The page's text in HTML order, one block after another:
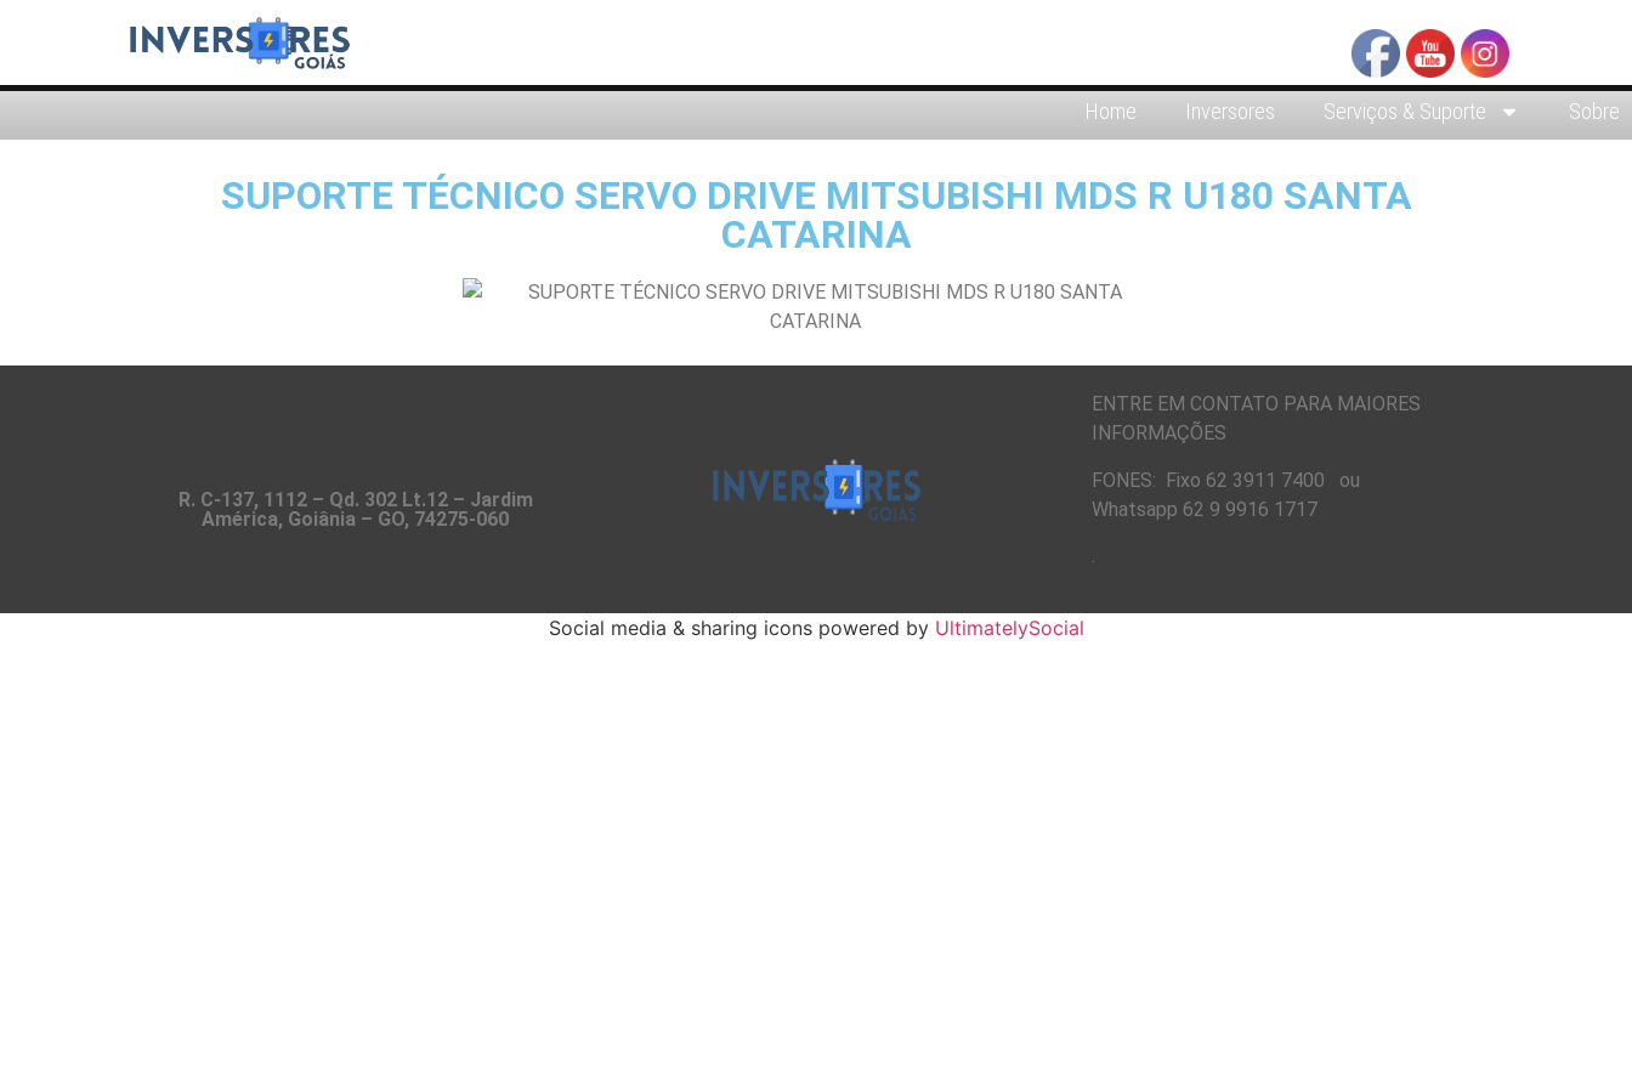
Home Inversores Serviços & Suporte Sobre
SUPORTE TÉCNICO SERVO DRIVE MITSUBISHI MDS R U180 SANTA
CATARINA
R. C-137, 1112 – Qd. 302 Lt.12 – Jardim
América, Goiânia – GO, 74275-060
ENTRE EM CONTATO PARA MAIORES
INFORMAÇÕES
FONES: Fixo 62 3911 7400 ou
Whatsapp 62 9 9916 1717
.
Social media & sharing icons powered by UltimatelySocial